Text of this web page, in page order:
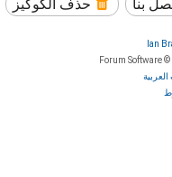
حذف الكوكيز بنا
Ian
العربية